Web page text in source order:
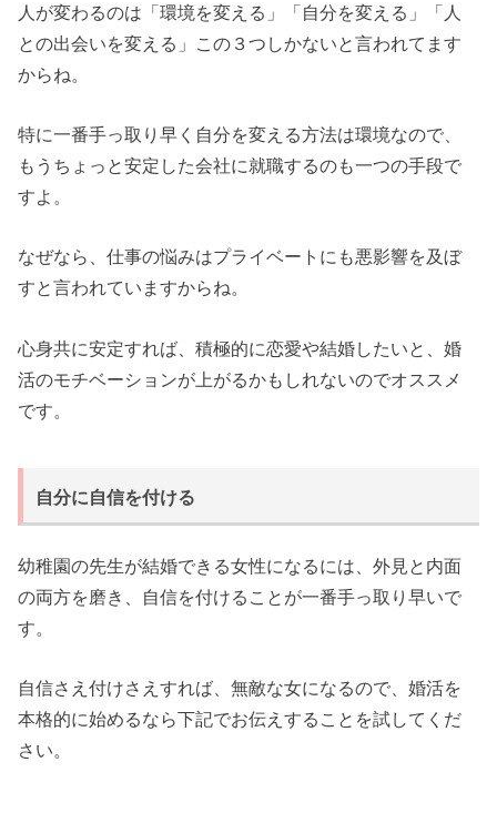
人が変わるのは「環境を変える」「自分を変える」「人
との出会いを変える」この３つしかないと言われてます
からね。
特に一番手っ取り早く自分を変える方法は環境なので、
もうちょっと安定した会社に就職するのも一つの手段で
すよ。
なぜなら、仕事の悩みはプライベートにも悪影響を及ぼ
すと言われていますからね。
心身共に安定すれば、積極的に恋愛や結婚したいと、婚
活のモチベーションが上がるかもしれないのでオススメ
です。
自分に自信を付ける
幼稚園の先生が結婚できる女性になるには、外見と内面
の両方を磨き、自信を付けることが一番手っ取り早いで
す。
自信さえ付けさえすれば、無敵な女になるので、婚活を
本格的に始めるなら下記でお伝えすることを試してくだ
さい。